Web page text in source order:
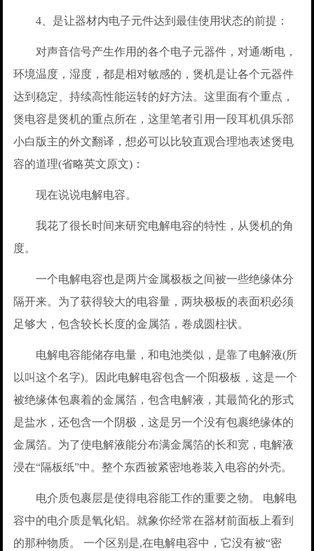
4、是让器材内电子元件达到最佳使用状态的前提：
对声音信号产生作用的各个电子元器件，对通/断电，
环境温度，湿度，都是相对敏感的，煲机是让各个元器件
达到稳定、持续高性能运转的好方法。这里面有个重点，
煲电容是煲机的重点所在，这里笔者引用一段耳机俱乐部
小白版主的外文翻译，想必可以比较直观合理地表述煲电
容的道理(省略英文原文)：
现在说说电解电容。
我花了很长时间来研究电解电容的特性，从煲机的角
度。
一个电解电容也是两片金属极板之间被一些绝缘体分
隔开来。为了获得较大的电容量，两块极板的表面积必须
足够大，包含较长长度的金属箔，卷成圆柱状。
电解电容能储存电量，和电池类似，是靠了电解液(所
以叫这个名字)。因此电解电容包含一个阳极板，这是一个
被绝缘体包裹着的金属箔，包含电解液，其最简化的形式
是盐水，还包含一个阴极，这是另一个没有包裹绝缘体的
金属箔。为了使电解液能分布满金属箔的长和宽，电解液
浸在“隔板纸”中。整个东西被紧密地卷装入电容的外壳。
电介质包裹层是使得电容能工作的重要之物。 电解电
容中的电介质是氧化铝。就象你经常在器材前面板上看到
的那种物质。 一个区别是,在电解电容中，它没有被“密